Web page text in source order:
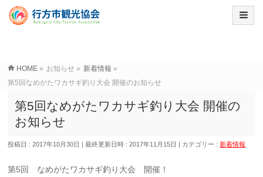
HOME » お知らせ » 新着情報 »
第5回なめがたワカサギ釣り大会 開催のお知らせ
第5回なめがたワカサギ釣り大会 開催の
お知らせ
投稿日 : 2017年10月30日 最終更新日時 : 2017年11月15日 カテゴリー : 新着情報
第5回 なめがたワカサギ釣り大会 開催！